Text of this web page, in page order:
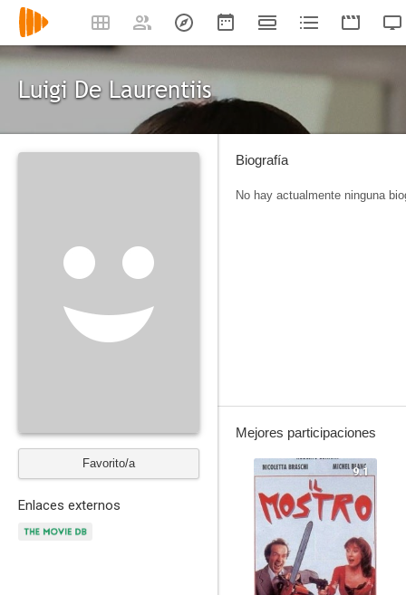
Luigi De Laurentiis
Favorito/a
Enlaces externos
Biografía
No hay actualmente ninguna
Mejores participaciones
9.1